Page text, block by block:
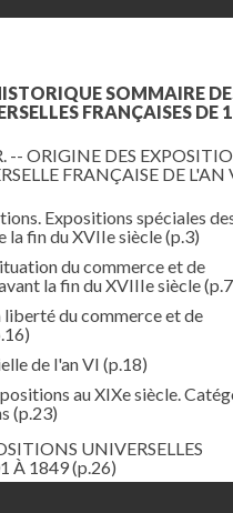
SOMMAIRE
FRANÇAISES DE
-- ORIGINE DES
FRANÇAISE DE L'AN
Expositions spéciales
la fin du XVIIe siècle(p.3)
du commerce et de
la fin du XVIIIe siècle
liberté du commerce et de
de l'an VI (p.18)
au XIXe siècle.
(p.23)
UNIVERSELLES
À 1849(p.26)